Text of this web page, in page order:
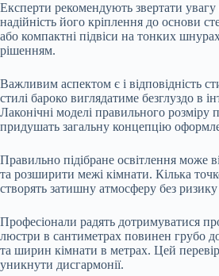
Експерти рекомендують звертати увагу
надійність його кріплення до основи
або компактні підвіси на тонких
рішенням.
Важливим аспектом є і відповідність
стилі бароко виглядатиме безглуздо в
Лаконічні моделі правильного розміру
придушать загальну концепцію
Правильно підібране освітлення може
та розширити межі кімнати. Кілька
створять затишну атмосферу без
Професіонали радять дотримуватися
люстри в сантиметрах повинен грубо
та ширин кімнати в метрах. Цей
уникнути дисгармонії.